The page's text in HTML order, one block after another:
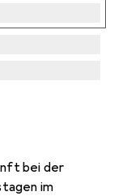
bei der
im